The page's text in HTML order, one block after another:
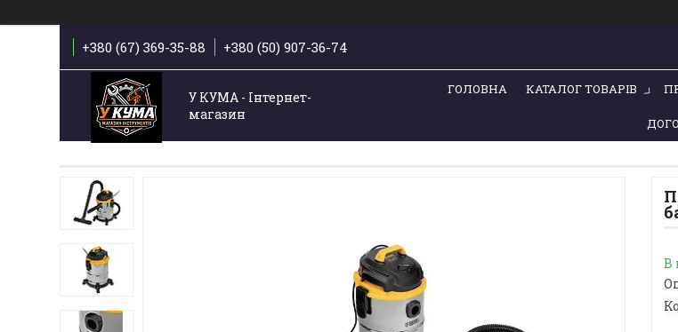
+380 (67) 369-35-88 +380 (50) 907-36-74
У КУМА - Інтернет-
магазин
ГОЛОВНА КАТАЛОГ ТОВАРІВ
В